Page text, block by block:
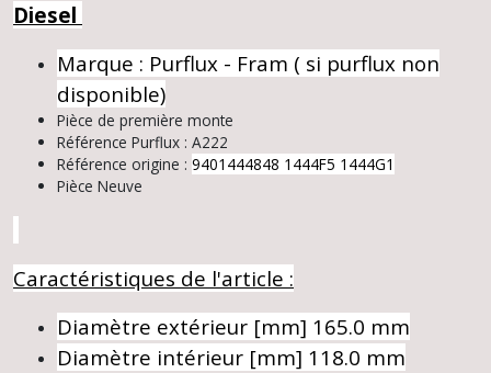
Diesel
Marque : Purflux - Fram ( si purflux non
disponible)
Pièce de première monte
Référence Purflux : A222
Référence origine : 9401444848 1444F5 1444G1
Pièce Neuve
Caractéristiques de l'article :
Diamètre extérieur [mm] 165.0 mm
Diamètre intérieur [mm] 118.0 mm